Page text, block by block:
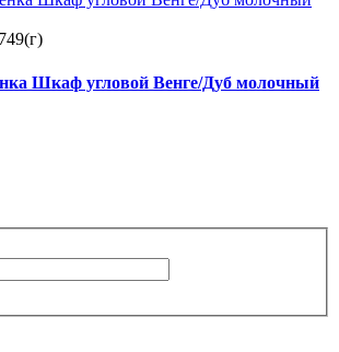
Шкаф угловой Венге/Дуб молочный